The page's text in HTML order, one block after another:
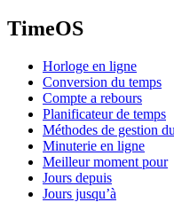
TimeOS
Horloge en ligne
Conversion du temps
Compte a rebours
Planificateur de temps
Méthodes de gestion
Minuterie en ligne
Meilleur moment pour
Jours depuis
Jours jusqu’à